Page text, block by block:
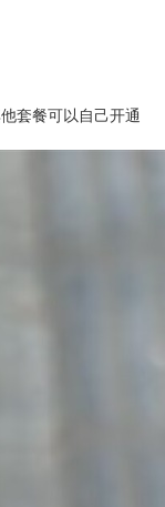
套餐可以自己开通